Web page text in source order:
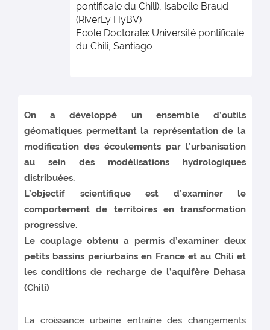
pontificale du Chili), Isabelle Braud
(RiverLy HyBV)
Ecole Doctorale: Université pontificale
du Chili, Santiago
On a développé un ensemble d’outils
géomatiques permettant la représentation de la
modification des écoulements par l’urbanisation
au sein des modélisations hydrologiques
distribuées.
L’objectif scientifique est d’examiner le
comportement de territoires en transformation
progressive.
Le couplage obtenu a permis d’examiner deux
petits bassins periurbains en France et au Chili et
les conditions de recharge de l’aquifère Dehasa
(Chili)
La croissance urbaine entraîne des changements